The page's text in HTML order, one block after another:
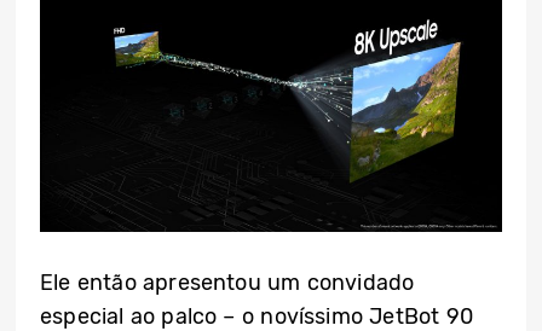
Ele então apresentou um convidado
especial ao palco – o novíssimo JetBot 90